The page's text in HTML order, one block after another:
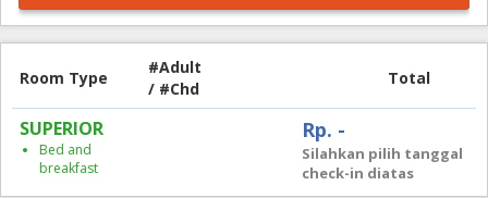
Room Type
#Adult
/ #Chd
Total
SUPERIOR
Bed and
breakfast
Rp. -
Silahkan pilih tanggal
check-in diatas